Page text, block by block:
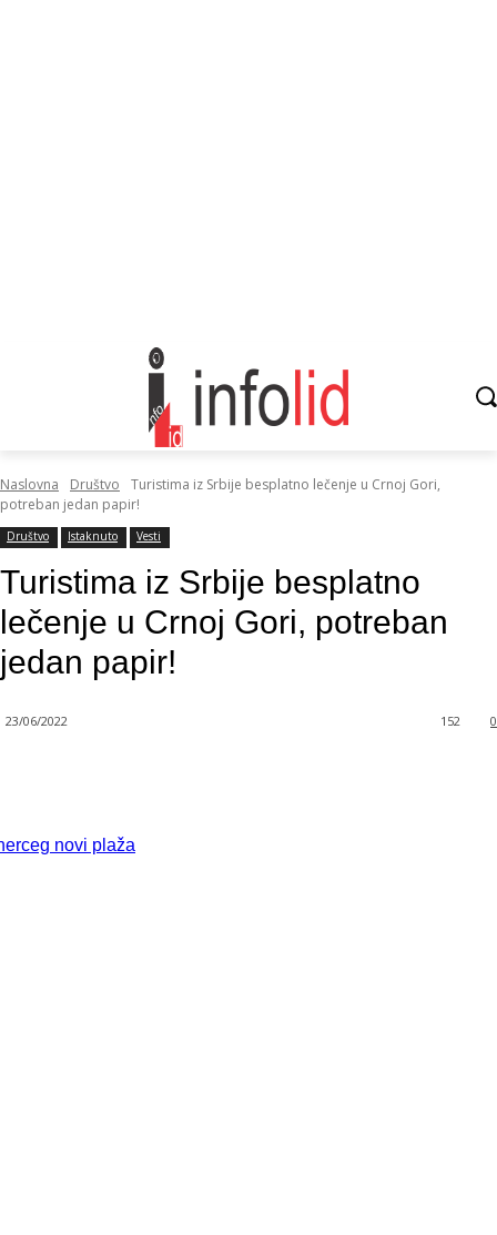
Naslovna Društvo
Turistima iz Srbije besplatno lečenje u Crnoj Gori,
potreban jedan papir!
Društvo Istaknuto Vesti
Turistima iz Srbije besplatno
lečenje u Crnoj Gori, potreban
jedan papir!
23/06/2022 0
152